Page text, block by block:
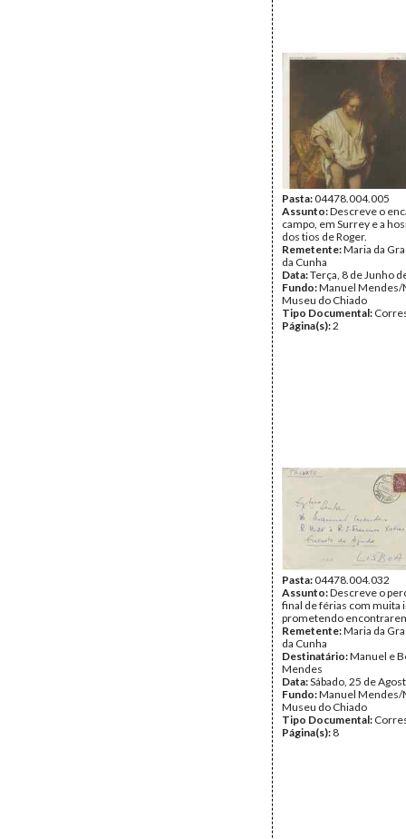
Pasta:04478.004.005
Assunto:Descreve o
campo, em Surrey e a
dos tios de Roger.
Remetente:Maria da
da Cunha
Data:Terça, 8 de Junho
Fundo:Manuel Mendes/
Museu do Chiado
Tipo Documental:
Página(s):2
Pasta:04478.004.032
Assunto:Descreve o
final de férias com muita
prometendo
Remetente:Maria da
da Cunha
Destinatário:Manuel e
Mendes
Data:Sábado, 25 de
Fundo:Manuel Mendes/
Museu do Chiado
Tipo Documental:
Página(s): 8